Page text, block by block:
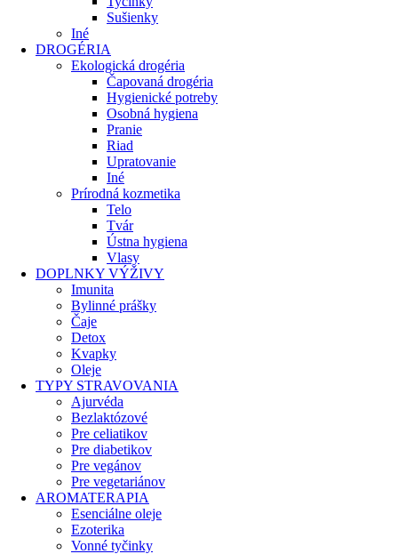
Sušienky
Iné
DROGÉRIA
Ekologická drogéria
Čapovaná drogéria
Hygienické potreby
Osobná hygiena
Pranie
Riad
Upratovanie
Iné
Prírodná kozmetika
Telo
Tvár
Ústna hygiena
Vlasy
DOPLNKY VÝŽIVY
Imunita
Bylinné prášky
Čaje
Detox
Kvapky
Oleje
TYPY STRAVOVANIA
Ajurvéda
Bezlaktózové
Pre celiatikov
Pre diabetikov
Pre vegánov
Pre vegetariánov
AROMATERAPIA
Esenciálne oleje
Ezoterika
Vonné tyčinky